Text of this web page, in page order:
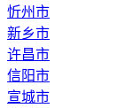
忻州市
新乡市
许昌市
信阳市
宣城市